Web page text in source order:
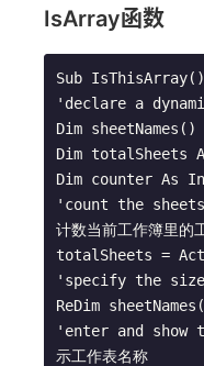
IsArray函数
Sub IsThisArray()
'declare a
Dim
Dim totalSheets
Dim counter As
'count the
计数当前工作簿里的
totalSheets =
'specify the size
ReDim
'enter and show
示工作表名称